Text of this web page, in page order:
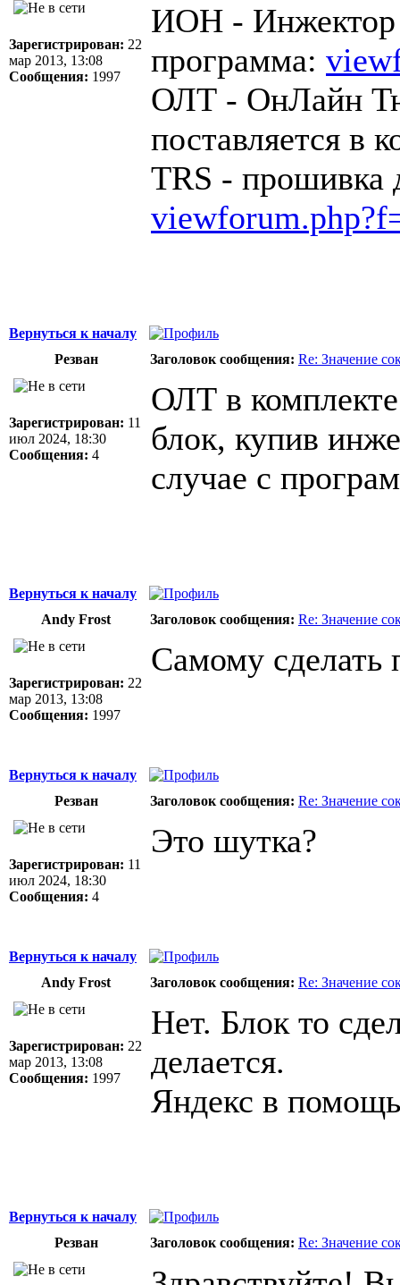
Зарегистрирован: 22
мар 2013, 13:08
Сообщения: 1997
ИОН - Инжектор
программа:
ОЛТ - ОнЛайн
поставляется в
TRS - прошивка
Вернуться к началу
Резван
Заголовок сообщения: Re: Значение
Зарегистрирован: 11
июл 2024, 18:30
Сообщения: 4
ОЛТ в
блок, купив
случае с
Вернуться к началу
Andy Frost
Заголовок сообщения: Re: Значение
Зарегистрирован: 22
мар 2013, 13:08
Сообщения: 1997
Самому сделать
Вернуться к началу
Резван
Заголовок сообщения: Re: Значение
Зарегистрирован: 11
июл 2024, 18:30
Сообщения: 4
Это шутка?
Вернуться к началу
Andy Frost
Заголовок сообщения: Re: Значение
Зарегистрирован: 22
мар 2013, 13:08
Сообщения: 1997
Нет. Блок то
делается.
Яндекс в
Вернуться к началу
Резван
Заголовок сообщения: Re: Значение